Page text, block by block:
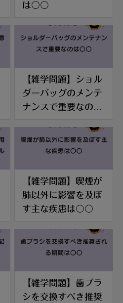
は〇〇
【雑学問題】ショル
ダーバッグのメンテ
ナンスで重要なのは
【雑学問題】喫煙が
肺以外に影響を及ぼ
す主な疾患は〇〇
【雑学問題】歯ブラ
シを交換すべき推奨